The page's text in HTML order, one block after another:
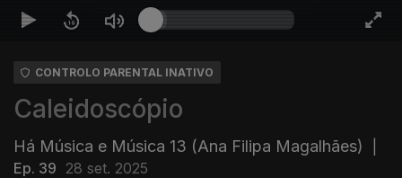
CONTROLO PARENTAL INATIVO
Caleidoscópio
Há Música e Música 13 (Ana Filipa Magalhães)
Ep. 39 28 set. 2025